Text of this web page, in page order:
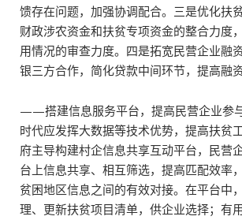
馈存在问题，加强协调配合。三是优化扶
财政涉农资金和扶贫专项资金的整合力度
用情况的审查力度。四是拓宽民营企业融
银三方合作，简化贷款中间环节，提高融资
——搭建信息服务平台，提高民营企业参
时代应发挥大数据等技术优势，提高扶贫
府主导构建村企信息共享互动平台，民营
台上信息共享、相互筛选，提高匹配效率
贫困地区信息之间的有效对接。在平台中
理、更新扶贫项目清单，供企业选择；有